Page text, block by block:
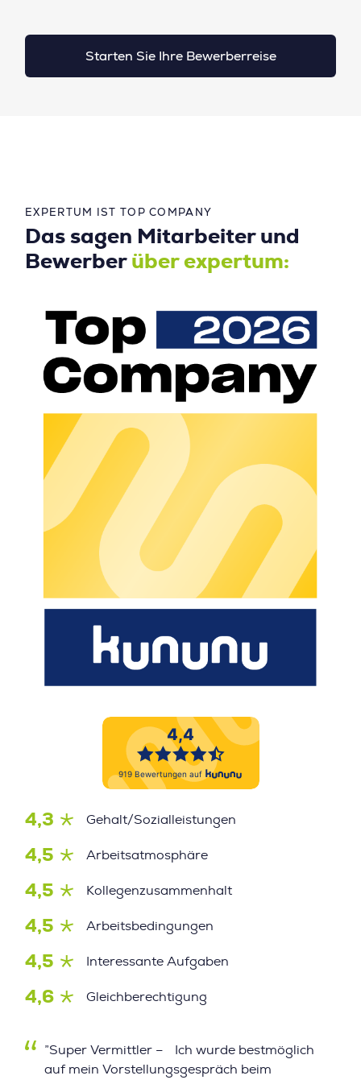
Starten Sie Ihre Bewerberreise
EXPERTUM IST TOP COMPANY
Das sagen Mitarbeiter und
Bewerber über expertum:
4,3 Gehalt/Sozialleistungen
4,5 Arbeitsatmosphäre
4,5 Kollegenzusammenhalt
4,5 Arbeitsbedingungen
4,5 Interessante Aufgaben
4,6 Gleichberechtigung
”Super Vermittler – Ich wurde bestmöglich
auf mein Vorstellungsgespräch beim